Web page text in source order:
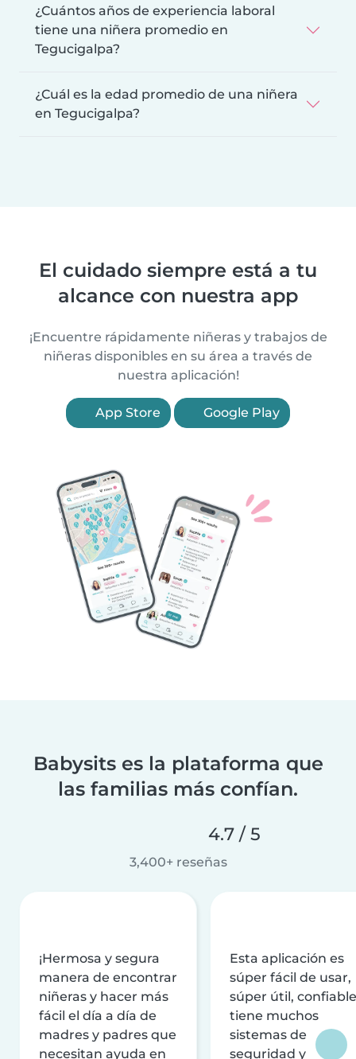
¿Cuántos años de experiencia laboral
tiene una niñera promedio en
Tegucigalpa?
¿Cuál es la edad promedio de una niñera
en Tegucigalpa?
El cuidado siempre está a tu
alcance con nuestra app
¡Encuentre rápidamente niñeras y trabajos de
niñeras disponibles en su área a través de
nuestra aplicación!
App Store Google Play
Babysits es la plataforma que
las familias más confían.
4.7 / 5
3,400+ reseñas
¡Hermosa y segura
manera de encontrar
niñeras y hacer más
fácil el día a día de
madres y padres que
necesitan ayuda en
Esta aplicación es
súper fácil de usar,
súper útil,
tiene muchos
sistemas de
seguridad y